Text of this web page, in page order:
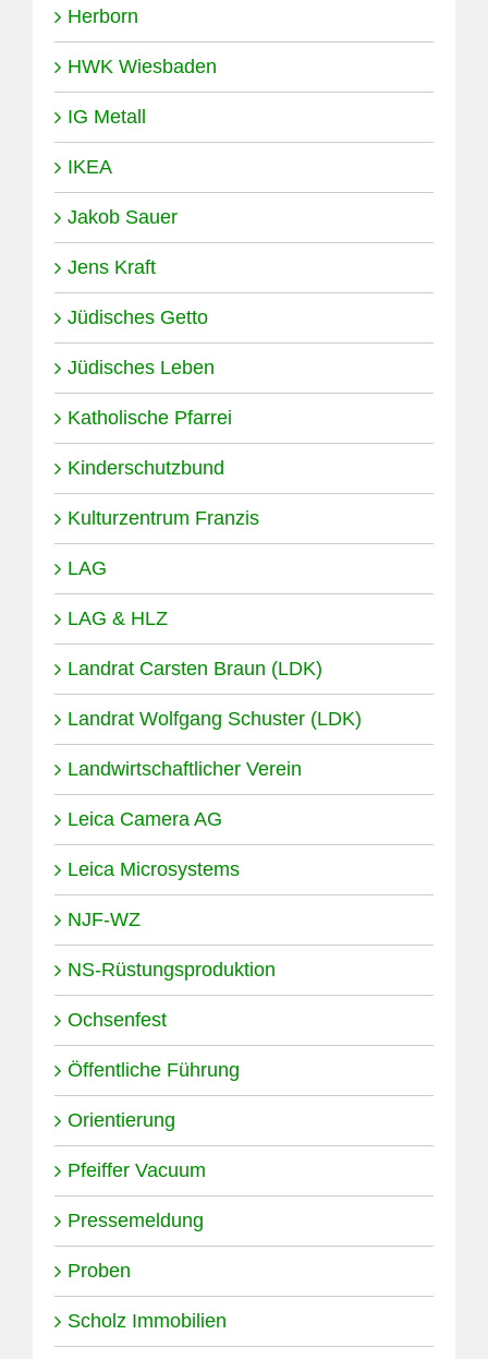
Herborn
HWK Wiesbaden
IG Metall
IKEA
Jakob Sauer
Jens Kraft
Jüdisches Getto
Jüdisches Leben
Katholische Pfarrei
Kinderschutzbund
Kulturzentrum Franzis
LAG
LAG & HLZ
Landrat Carsten Braun (LDK)
Landrat Wolfgang Schuster (LDK)
Landwirtschaftlicher Verein
Leica Camera AG
Leica Microsystems
NJF-WZ
NS-Rüstungsproduktion
Ochsenfest
Öffentliche Führung
Orientierung
Pfeiffer Vacuum
Pressemeldung
Proben
Scholz Immobilien